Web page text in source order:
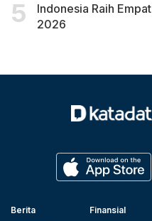
Indonesia Raih
2026
Berita
Finansial